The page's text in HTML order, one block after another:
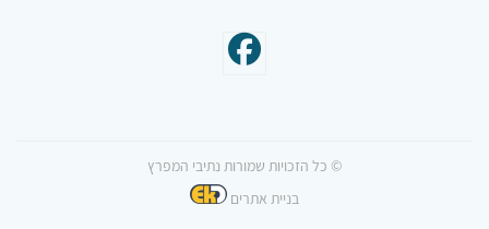
© כל הזכויות שמורות נתיבי המפרץ
בניית אתרים